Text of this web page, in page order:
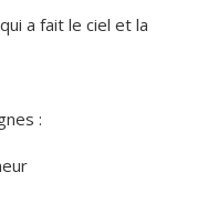
a fait le ciel et la
: